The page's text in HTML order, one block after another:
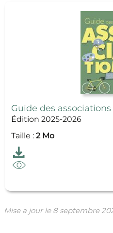
Guide des associations
Édition 2025-2026
Taille : 2 Mo
Télécharger
Feuilleter
Guide des associations
Mise a jour le 8 septembre